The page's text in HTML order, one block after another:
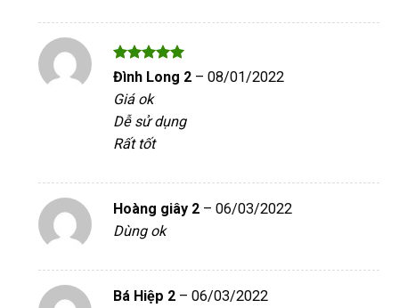
Được xếp
sao
Đình Long 2 – 08/01/2022
Giá ok
Dễ sử dụng
Rất tốt
Hoàng giây 2 – 06/03/2022
Dùng ok
Bá Hiệp 2 – 06/03/2022